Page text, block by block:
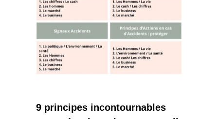
9 principes incontournables